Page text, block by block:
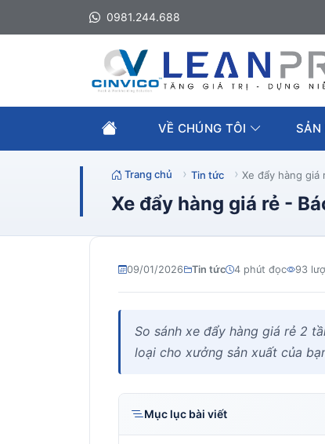
0981.244.688
VỀ CHÚNG TÔI SẢN
Trang chủ Tin tức Xe đẩy hàng
Xe đẩy hàng giá rẻ -
09/01/2026 Tin tức 4 phút đọc 93
So sánh xe đẩy hàng giá rẻ 2
loại cho xưởng sản xuất của
Mục lục bài viết